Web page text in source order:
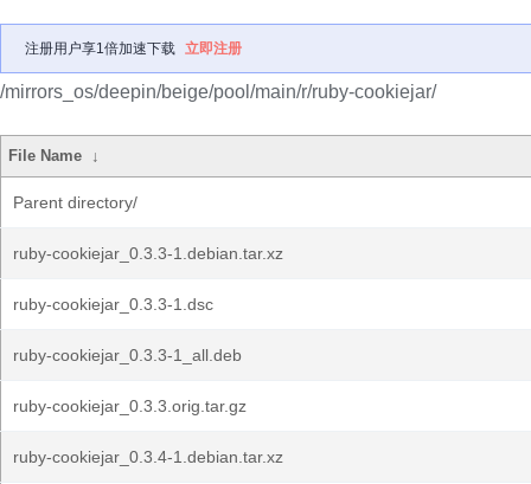
注册用户享1倍加速下载 立即注册
/mirrors_os/deepin/beige/pool/main/r/ruby-cookiejar/
File Name ↓
Parent directory/
ruby-cookiejar_0.3.3-1.debian.tar.xz
ruby-cookiejar_0.3.3-1.dsc
ruby-cookiejar_0.3.3-1_all.deb
ruby-cookiejar_0.3.3.orig.tar.gz
ruby-cookiejar_0.3.4-1.debian.tar.xz